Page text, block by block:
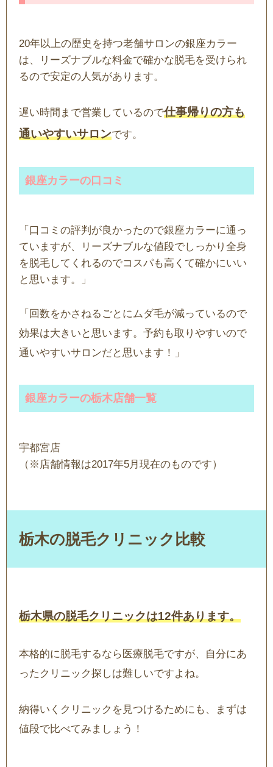
20年以上の歴史を持つ老舗サロンの銀座カラー
は、リーズナブルな料金で確かな脱毛を受けられ
るので安定の人気があります。
遅い時間まで営業しているので仕事帰りの方も
通いやすいサロンです。
銀座カラーの口コミ
「口コミの評判が良かったので銀座カラーに通っ
ていますが、リーズナブルな値段でしっかり全身
を脱毛してくれるのでコスパも高くて確かにいい
と思います。」
「回数をかさねるごとにムダ毛が減っているので
効果は大きいと思います。予約も取りやすいので
通いやすいサロンだと思います！」
銀座カラーの栃木店舗一覧
宇都宮店
（※店舗情報は2017年5月現在のものです）
栃木の脱毛クリニック比較
栃木県の脱毛クリニックは12件あります。
本格的に脱毛するなら医療脱毛ですが、自分にあ
ったクリニック探しは難しいですよね。
納得いくクリニックを見つけるためにも、まずは
値段で比べてみましょう！